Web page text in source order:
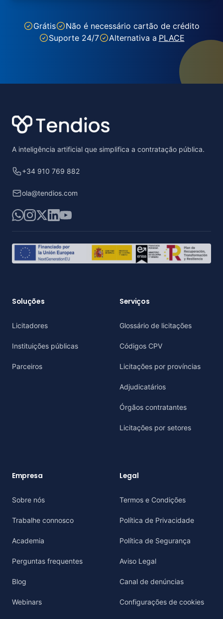
Grátis
Não é necessário cartão de crédito
Suporte 24/7
Alternativa a PLACE
A inteligência artificial que simplifica a contratação pública.
+34 910 769 882
ola@tendios.com
WhatsApp
Instagram
X LinkedIn
YouTube
Soluções
Licitadores
Instituições públicas
Parceiros
Serviços
Glossário de licitações
Códigos CPV
Licitações por províncias
Adjudicatários
Órgãos contratantes
Licitações por setores
Empresa
Sobre nós
Trabalhe connosco
Academia
Perguntas frequentes
Blog
Webinars
Legal
Termos e Condições
Política de Privacidade
Política de Segurança
Aviso Legal
Canal de denúncias
Configurações de cookies